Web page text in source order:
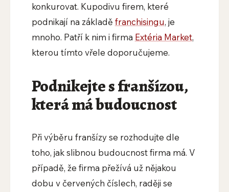
konkurovat. Kupodivu firem, které
podnikají na základě franchisingu, je
mnoho. Patří k nim i firma Extéria Market,
kterou tímto vřele doporučujeme.
Podnikejte s franšízou,
která má budoucnost
Při výběru franšízy se rozhodujte dle
toho, jak slibnou budoucnost firma má. V
případě, že firma přežívá už nějakou
dobu v červených číslech, raději se